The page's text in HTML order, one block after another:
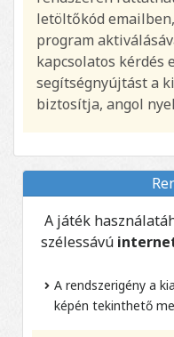
letöltőkód
program
kapcsolatos kérdés
segítségnyújtást a
biztosítja, angol
A játék
szélessávú
A rendszerigény a
képén tekinthető